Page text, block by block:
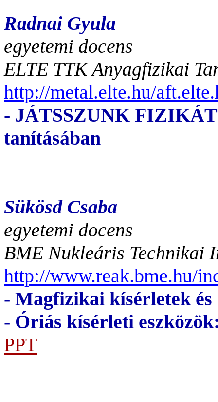
Radnai Gyula
egyetemi docens
ELTE TTK Anyagfizikai
http://metal.elte.hu/
- JÁTSSZUNK
tanításában
Sükösd Csaba
egyetemi docens
BME Nukleáris Technikai
http://www.reak.bme.hu/
- Magfizikai kísérletek
- Óriás kísérleti
PPT